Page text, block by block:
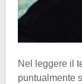
Nel leggere il
puntualmente